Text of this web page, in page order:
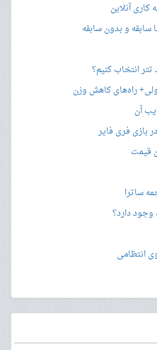
و بدون سابقه
انتخاب کنیم؟
راه‌های کاهش وزن
بازی فری فایر
قیمت
ساترا
دارد؟